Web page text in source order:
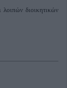
διοικητικών